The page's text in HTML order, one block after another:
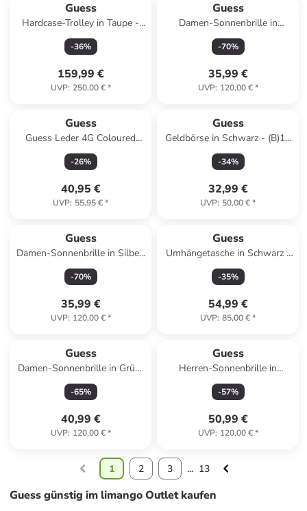
Guess
Hardcase-Trolley in Taupe -
(B)32 x (H)53 x (T)22 cm
-36%
159,99 €
UVP: 250,00 €*
Guess
Damen-Sonnenbrille in
Hellbraun
-70%
35,99 €
UVP: 120,00 €*
Guess
Guess Leder 4G Coloured
Ring Classic Logo mit
Magnetfunktion Hülle in
-26%
40,95 €
UVP: 55,95 €*
Guess
Geldbörse in Schwarz - (B)11
x (H)9.5 cm
-34%
32,99 €
UVP: 50,00 €*
Guess
Damen-Sonnenbrille in Silber/
Dunkelblau
-70%
35,99 €
UVP: 120,00 €*
Guess
Umhängetasche in Schwarz -
(B)22 x (H)23,5 x (T)5 cm
-35%
54,99 €
UVP: 85,00 €*
Guess
Damen-Sonnenbrille in Grün/
Lila
-65%
40,99 €
UVP: 120,00 €*
Guess
Herren-Sonnenbrille in
Schwarz/ Dunkelblau
-57%
50,99 €
UVP: 120,00 €*
1 2 3 ... 13
Guess günstig im limango Outlet kaufen